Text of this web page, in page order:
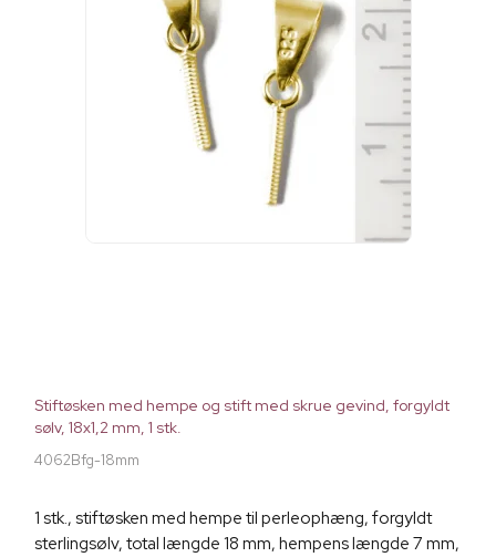
Stiftøsken med hempe og stift med skrue gevind, forgyldt
sølv, 18x1,2 mm, 1 stk.
4062Bfg-18mm
1 stk., stiftøsken med hempe til perleophæng, forgyldt
sterlingsølv, total længde 18 mm, hempens længde 7 mm,